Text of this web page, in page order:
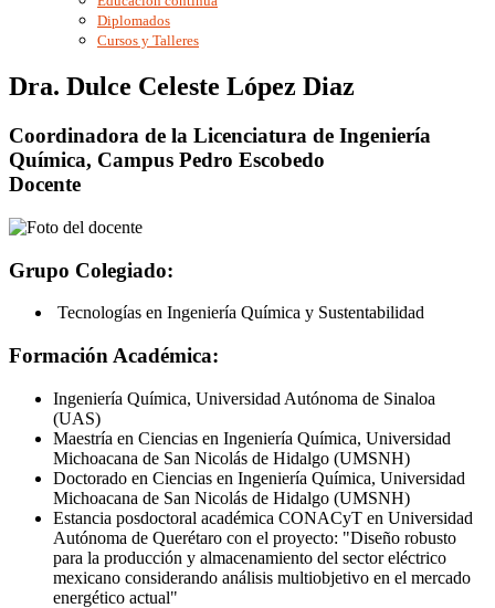
Diplomados
Cursos y Talleres
Dra. Dulce Celeste López Diaz
Coordinadora de la Licenciatura de Ingeniería
Química, Campus Pedro Escobedo
Docente
Grupo Colegiado:
Tecnologías en Ingeniería Química y Sustentabilidad
Formación Académica:
Ingeniería Química, Universidad Autónoma de Sinaloa
(UAS)
Maestría en Ciencias en Ingeniería Química, Universidad
Michoacana de San Nicolás de Hidalgo (UMSNH)
Doctorado en Ciencias en Ingeniería Química, Universidad
Michoacana de San Nicolás de Hidalgo (UMSNH)
Estancia posdoctoral académica CONACyT en Universidad
Autónoma de Querétaro con el proyecto: "Diseño robusto
para la producción y almacenamiento del sector eléctrico
mexicano considerando análisis multiobjetivo en el mercado
energético actual"